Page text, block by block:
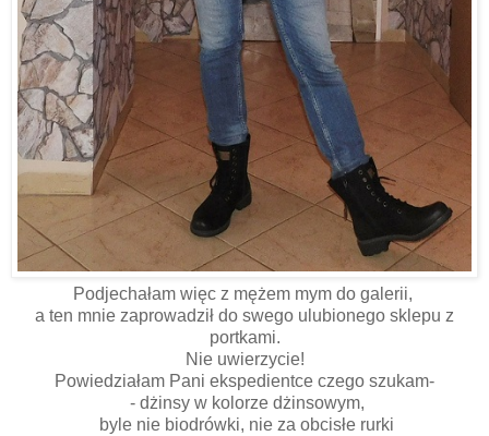
Podjechałam więc z mężem mym do galerii,
a ten mnie zaprowadził do swego ulubionego sklepu z
portkami.
Nie uwierzycie!
Powiedziałam Pani ekspedientce czego szukam-
- dżinsy w kolorze dżinsowym,
byle nie biodrówki, nie za obcisłe rurki